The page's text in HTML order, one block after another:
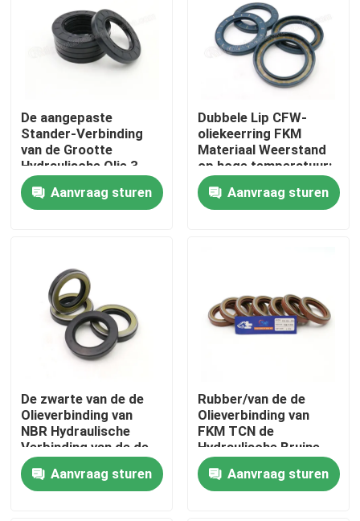
Producten
Video's
Fabrieksreis
Kwaliteitscontrole
Nieuws
Gevallen
De aangepaste
Stander-Verbinding
van de Grootte
Hydraulische Olie 3
Maanden Garantie
Aanvraag sturen
Dubbele Lip CFW-
oliekeerring FKM
Materiaal Weerstand
op hoge temperatuur:
Aanvraag sturen
De zwarte van de de
Olieverbinding van
NBR Hydraulische
Verbinding van de de
Hoge druk40mpa Tcn
Olie Aanvraag sturen
Rubber/van de de
Olieverbinding van
FKM TCN de
Hydraulische Bruine
Kleur voor
Graafwerktuig
Aanvraag sturen